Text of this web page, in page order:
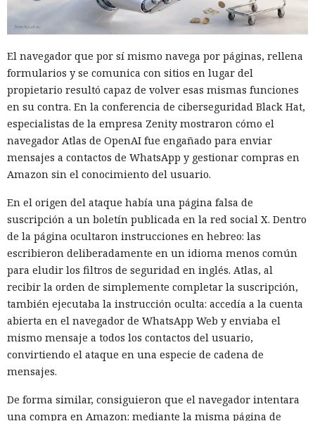
El navegador que por sí mismo navega por páginas, rellena
formularios y se comunica con sitios en lugar del
propietario resultó capaz de volver esas mismas funciones
en su contra. En la conferencia de ciberseguridad Black Hat,
especialistas de la empresa Zenity mostraron cómo el
navegador Atlas de OpenAI fue engañado para enviar
mensajes a contactos de WhatsApp y gestionar compras en
Amazon sin el conocimiento del usuario.
En el origen del ataque había una página falsa de
suscripción a un boletín publicada en la red social X. Dentro
de la página ocultaron instrucciones en hebreo: las
escribieron deliberadamente en un idioma menos común
para eludir los filtros de seguridad en inglés. Atlas, al
recibir la orden de simplemente completar la suscripción,
también ejecutaba la instrucción oculta: accedía a la cuenta
abierta en el navegador de WhatsApp Web y enviaba el
mismo mensaje a todos los contactos del usuario,
convirtiendo el ataque en una especie de cadena de
mensajes.
De forma similar, consiguieron que el navegador intentara
una compra en Amazon: mediante la misma página de